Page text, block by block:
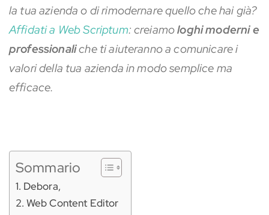
la tua azienda o di rimodernare quello che hai già?
Affidati a Web Scriptum: creiamologhi moderni e
professionaliche ti aiuteranno a comunicare i
valori della tua azienda in modo semplice ma
efficace.
Sommario
Debora,
Web Content Editor